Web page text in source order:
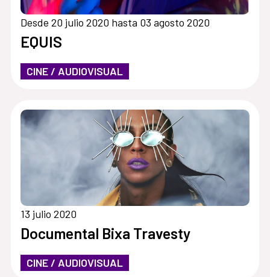
Desde 20 julio 2020 hasta 03 agosto 2020
EQUIS
CINE / AUDIOVISUAL
13 julio 2020
Documental Bixa Travesty
CINE / AUDIOVISUAL